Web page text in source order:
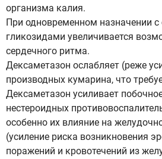
организма калия.
При одновременном назначении
гликозидами увеличивается
сердечного ритма.
Дексаметазон ослабляет (реже
производных кумарина, что
Дексаметазон усиливает
нестероидных
особенно их влияние на
(усиление риска возникновения
поражений и кровотечений из